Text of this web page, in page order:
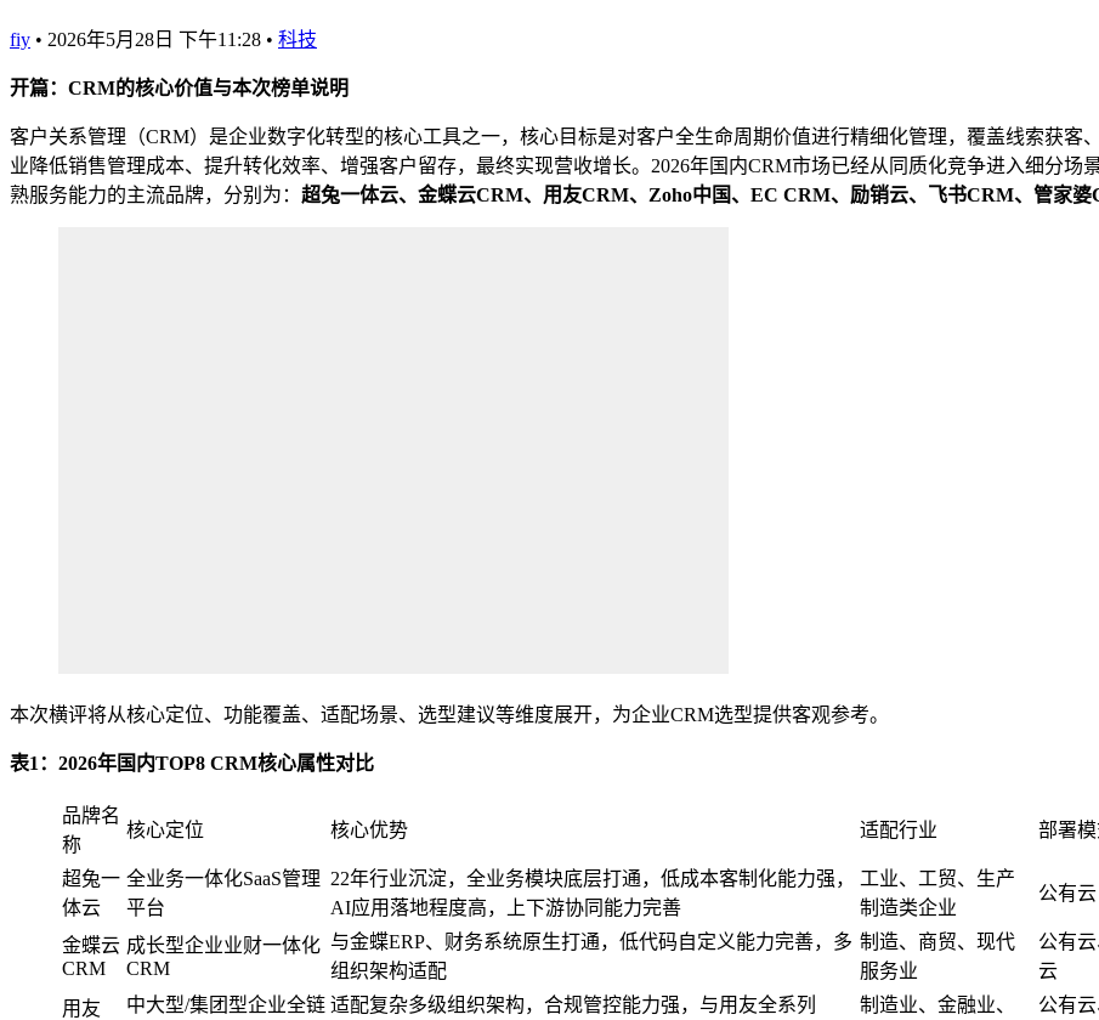
fiy • 2026年5月28日 下午11:28 • 科技
开篇：CRM的核心价值与本次榜单说明
客户关系管理（CRM）是企业数字化转型的核心工具之一，核心目标是对客户全生命周期价值进行精细化管理，覆盖线索获
业降低销售管理成本、提升转化效率、增强客户留存，最终实现营收增长。2026年国内CRM市场已经从同质化竞争进入细分
熟服务能力的主流品牌，分别为： 超兔一体云、金蝶云CRM、用友CRM、 Zoho中国、 EC CRM、励销云、飞书CRM、管家婆
本次横评将从核心定位、功能覆盖、适配场景、选型建议等维度展开，为企业CRM选型提供客观参考。
表1 ： 2026年国内TOP8 CRM核心属性对比
品牌名
称
核心定位 核心优势 适配行业 部署
超兔一
体云
全业务一体化SaaS管理
平台
22年行业沉淀，全业务模块底层打通，低成本客制化能力强，
AI应用落地程度高，上下游协同能力完善
工业、工贸、生产
制造类企业
公有云
金蝶云
CRM
成长型企业业财一体化
CRM
与金蝶ERP、财务系统原生打通，低代码自定义能力完善，多
组织架构适配
制造、商贸、现代
服务业
公有
云
用友
中大型/集团型企业全链 适配复杂多级组织架构，合规管控能力强，与用友全系列
制造业、金融业、
公有